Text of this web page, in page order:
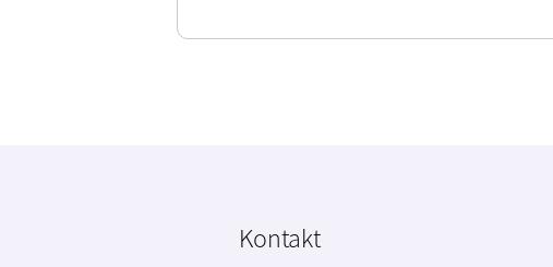
Kontakt